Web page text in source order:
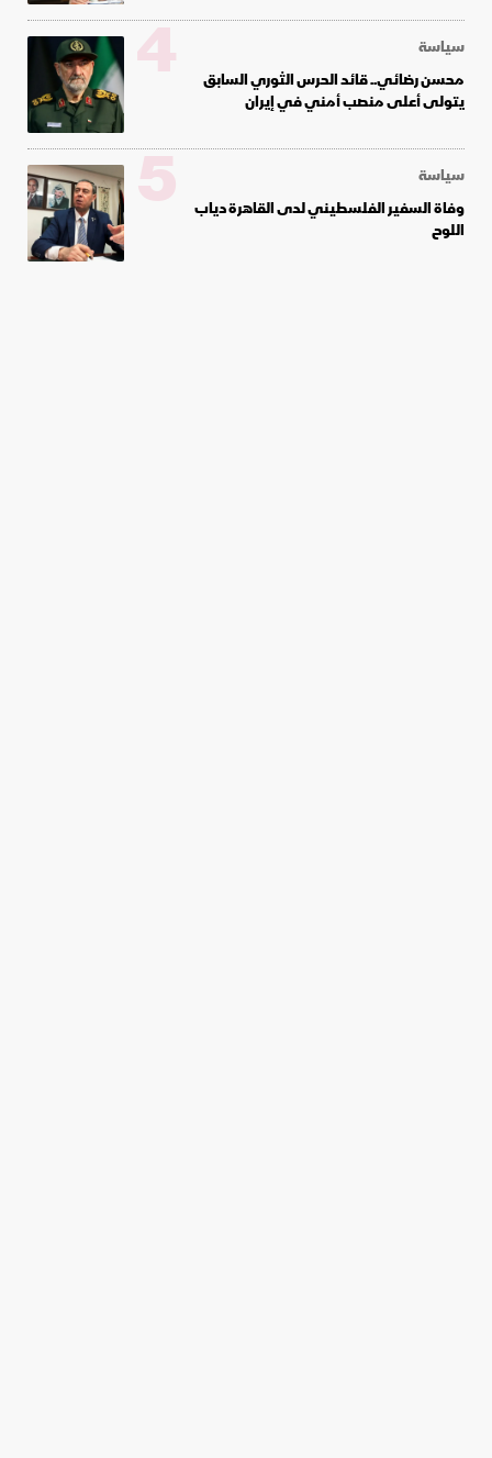
سياسة
محسن رضائي.. قائد الحرس الثوري السابق
يتولى أعلى منصب أمني في إيران
4
سياسة
وفاة السفير الفلسطيني لدى القاهرة دياب
اللوح
5